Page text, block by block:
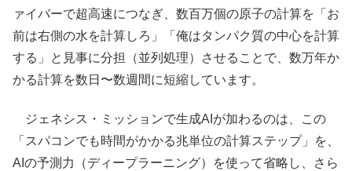
ァイバーで超高速につなぎ、数百万個の原子の計算を「お
前は右側の水を計算しろ」「俺はタンパク質の中心を計算
する」と見事に分担（並列処理）させることで、数万年か
かる計算を数日〜数週間に短縮しています。
ジェネシス・ミッションで生成AIが加わるのは、この
「スパコンでも時間がかかる兆単位の計算ステップ」を、
AIの予測力（ディープラーニング）を使って省略し、さら